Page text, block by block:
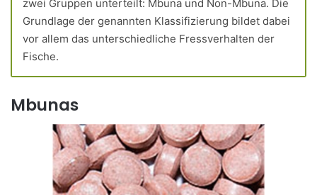
zwei Gruppen unterteilt: Mbuna und Non-Mbuna. Die
Grundlage der genannten Klassifizierung bildet dabei
vor allem das unterschiedliche Fressverhalten der
Fische.
Mbunas